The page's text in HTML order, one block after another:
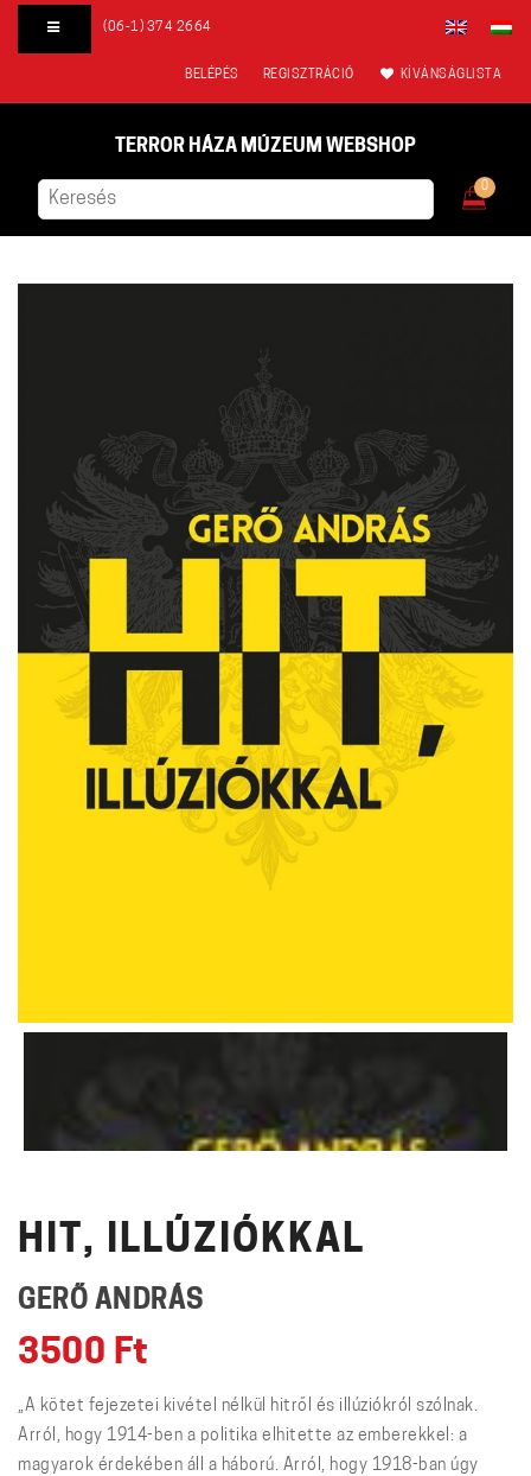
(06-1) 374 2664
BELÉPÉS REGISZTRÁCIÓ KÍVÁNSÁGLISTA
TERROR HÁZA MÚZEUM WEBSHOP
0
HIT, ILLÚZIÓKKAL
GERŐ ANDRÁS
3500 Ft
„A kötet fejezetei kivétel nélkül hitről és illúziókról szólnak.
Arról, hogy 1914-ben a politika elhitette az emberekkel: a
magyarok érdekében áll a háború. Arról, hogy 1918-ban úgy